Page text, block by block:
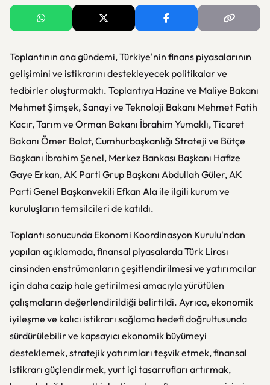
Toplantının ana gündemi, Türkiye'nin finans piyasalarının
gelişimini ve istikrarını destekleyecek politikalar ve
tedbirler oluşturmaktı. Toplantıya Hazine ve Maliye Bakanı
Mehmet Şimşek, Sanayi ve Teknoloji Bakanı Mehmet Fatih
Kacır, Tarım ve Orman Bakanı İbrahim Yumaklı, Ticaret
Bakanı Ömer Bolat, Cumhurbaşkanlığı Strateji ve Bütçe
Başkanı İbrahim Şenel, Merkez Bankası Başkanı Hafize
Gaye Erkan, AK Parti Grup Başkanı Abdullah Güler, AK
Parti Genel Başkanvekili Efkan Ala ile ilgili kurum ve
kuruluşların temsilcileri de katıldı.
Toplantı sonucunda Ekonomi Koordinasyon Kurulu'ndan
yapılan açıklamada, finansal piyasalarda Türk Lirası
cinsinden enstrümanların çeşitlendirilmesi ve yatırımcılar
için daha cazip hale getirilmesi amacıyla yürütülen
çalışmaların değerlendirildiği belirtildi. Ayrıca, ekonomik
iyileşme ve kalıcı istikrarı sağlama hedefi doğrultusunda
sürdürülebilir ve kapsayıcı ekonomik büyümeyi
desteklemek, stratejik yatırımları teşvik etmek, finansal
istikrarı güçlendirmek, yurt içi tasarrufları artırmak,